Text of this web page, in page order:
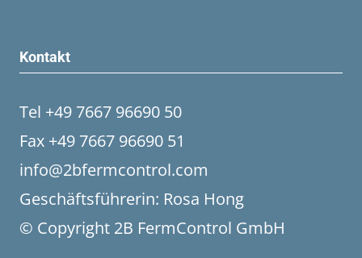
Kontakt
Tel +49 7667 96690 50
Fax +49 7667 96690 51
info@2bfermcontrol.com
Geschäftsführerin: Rosa Hong
© Copyright 2B FermControl GmbH